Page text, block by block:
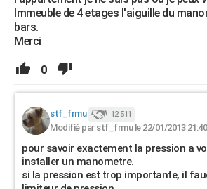
Immeuble de 4 etages l'aiguille du
bars.
Merci
0
stf_frmu 12 511
Modifié par stf_frmu le 22/01/2013 21:40
pour savoir exactement la pression a
installer un manometre.
si la pression est trop importante, il